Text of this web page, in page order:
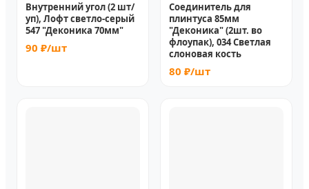
Внутренний угол (2 шт/
уп), Лофт светло-серый
547 "Деконика 70мм"
90 ₽/шт
Соединитель для
плинтуса 85мм
"Деконика" (2шт. во
флоупак), 034 Светлая
слоновая кость
80 ₽/шт